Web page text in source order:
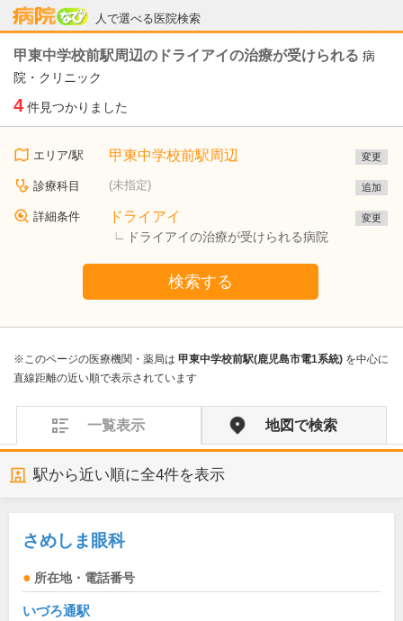
人で選べる医院検索
病院なび
甲東中学校前駅周辺のドライアイの治療が受けられる 病
院・クリニック
4 件見つかりました
エリア/駅 甲東中学校前駅周辺 変更
診療科目 (未指定) 追加
詳細条件 ドライアイ
ドライアイの治療が受けられる病院
変更
検索する
※このページの医療機関・薬局は 甲東中学校前駅(鹿児島市電1系統) を中心に
直線距離の近い順で表示されています
一覧表示 地図で検索
駅から近い順に全4件を表示
さめしま眼科
所在地・電話番号
いづろ通駅